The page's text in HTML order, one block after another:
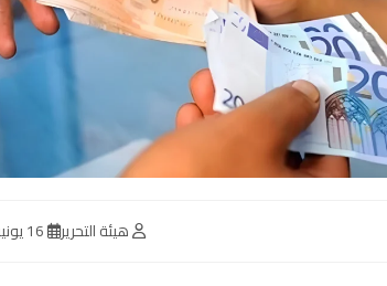
هيئة التحرير